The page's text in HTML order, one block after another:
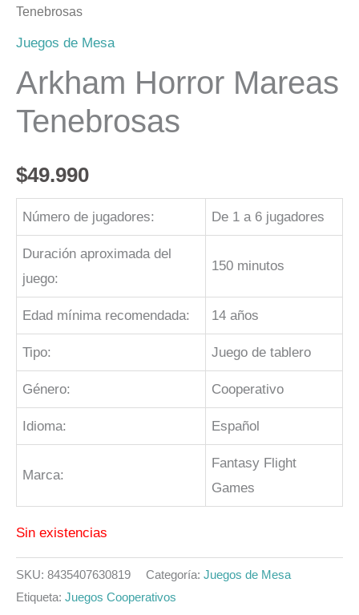
Tenebrosas
Juegos de Mesa
Arkham Horror Mareas
Tenebrosas
$49.990
Número de jugadores: De 1 a 6 jugadores
Duración aproximada del
juego:
150 minutos
Edad mínima recomendada: 14 años
Tipo: Juego de tablero
Género: Cooperativo
Idioma: Español
Marca:
Fantasy Flight
Games
Sin existencias
SKU: 8435407630819 Categoría: Juegos de Mesa
Etiqueta: Juegos Cooperativos